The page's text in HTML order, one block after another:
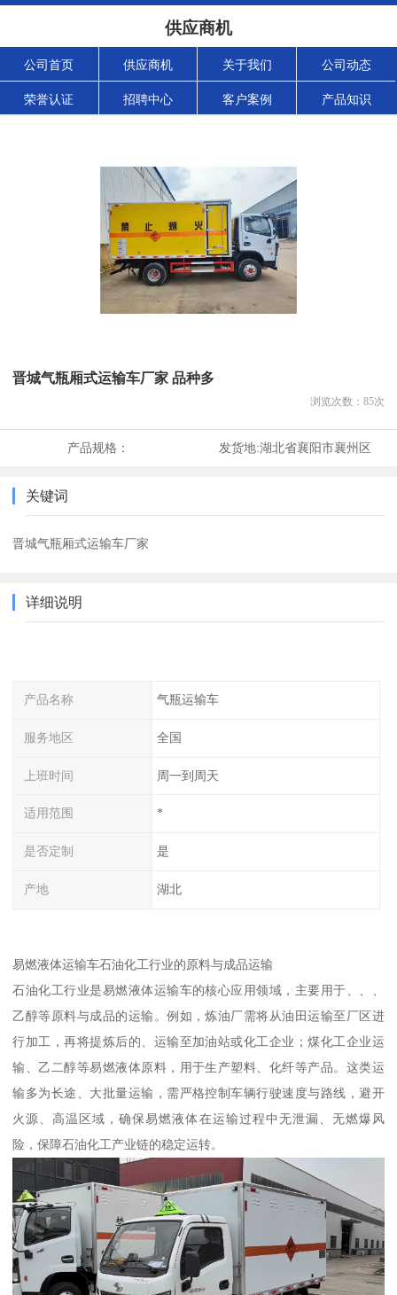
供应商机
公司首页 供应商机 关于我们 公司动态
荣誉认证 招聘中心 客户案例 产品知识
晋城气瓶厢式运输车厂家 品种多
浏览次数： 85次
产品规格： 发货地:湖北省襄阳市襄州区
关键词
晋城气瓶厢式运输车厂家
详细说明
产品名称 气瓶运输车
服务地区 全国
上班时间 周一到周天
适用范围 *
是否定制 是
产地 湖北
易燃液体运输车石油化工行业的原料与成品运输​
石油化工行业是易燃液体运输车的核心应用领域，主要用于、、、
乙醇等原料与成品的运输。例如，炼油厂需将从油田运输至厂区进
行加工，再将提炼后的、运输至加油站或化工企业；煤化工企业运
输、乙二醇等易燃液体原料，用于生产塑料、化纤等产品。这类运
输多为长途、大批量运输，需严格控制车辆行驶速度与路线，避开
火源、高温区域，确保易燃液体在运输过程中无泄漏、无燃爆风
险，保障石油化工产业链的稳定运转。​